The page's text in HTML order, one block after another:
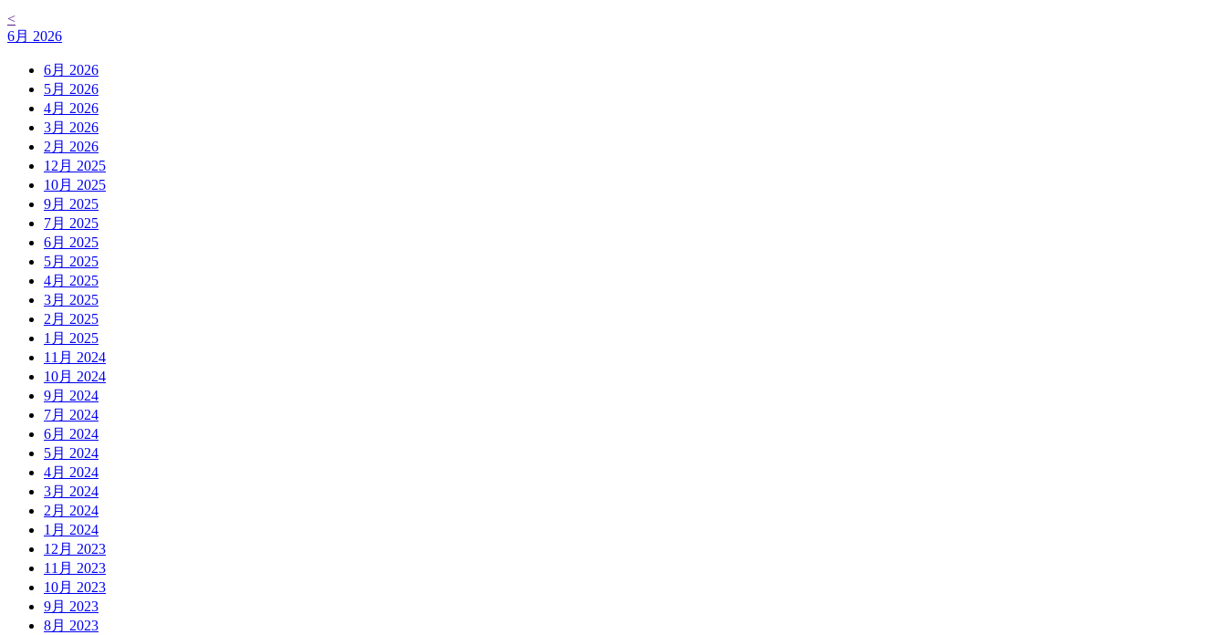
<
6月 2026
6月 2026
5月 2026
4月 2026
3月 2026
2月 2026
12月 2025
10月 2025
9月 2025
7月 2025
6月 2025
5月 2025
4月 2025
3月 2025
2月 2025
1月 2025
11月 2024
10月 2024
9月 2024
7月 2024
6月 2024
5月 2024
4月 2024
3月 2024
2月 2024
1月 2024
12月 2023
11月 2023
10月 2023
9月 2023
8月 2023